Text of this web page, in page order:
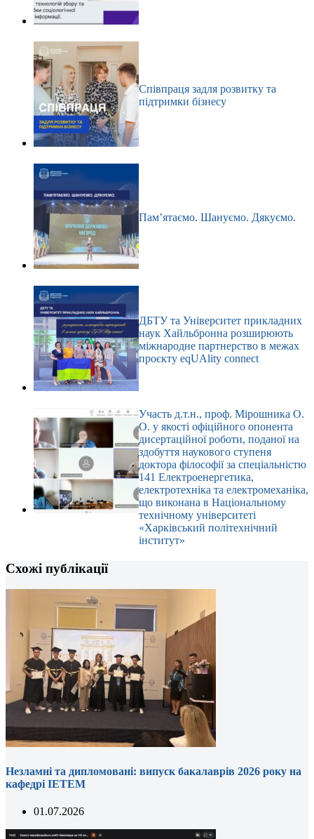
Співпраця задля розвитку та
підтримки бізнесу
Пам’ятаємо. Шануємо. Дякуємо.
ДБТУ та Університет прикладних
наук Хайльбронна розширюють
міжнародне партнерство в межах
проєкту eqUAlity connect
Участь д.т.н., проф. Мірошника О.
О. у якості офіційного опонента
дисертаційної роботи, поданої на
здобуття наукового ступеня
доктора філософії за спеціальністю
141 Електроенергетика,
електротехніка та електромеханіка,
що виконана в Національному
технічному університеті
«Харківський політехнічний
інститут»
Схожі публікації
Незламні та дипломовані: випуск бакалаврів 2026 року на
кафедрі ІЕТЕМ
01.07.2026